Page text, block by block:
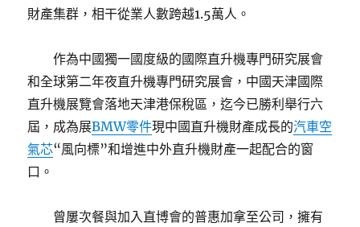
財產集群，相干從業人數跨越1.5萬人。
作為中國獨一國度級的國際直升機專門研究展會
和全球第二年夜直升機專門研究展會，中國天津國際
直升機展覽會落地天津港保稅區，迄今已勝利舉行六
屆，成為展BMW零件現中國直升機財產成長的汽車空
氣芯“風向標”和增進中外直升機財產一起配合的窗
口。
曾屢次餐與加入直博會的普惠加拿至公司，擁有